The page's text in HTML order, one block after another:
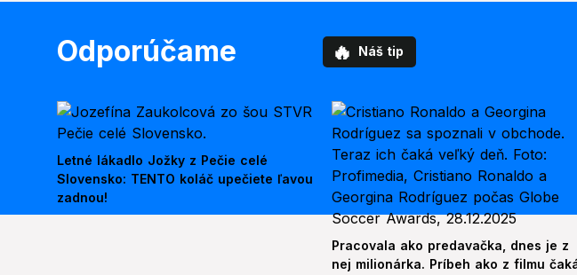
Odporúčame 🔥 Náš tip
Letné lákadlo Jožky z Pečie celé
Slovensko: TENTO koláč upečiete ľavou
zadnou!
Pracovala ako predavačka, dnes je z
nej milionárka. Príbeh ako z filmu